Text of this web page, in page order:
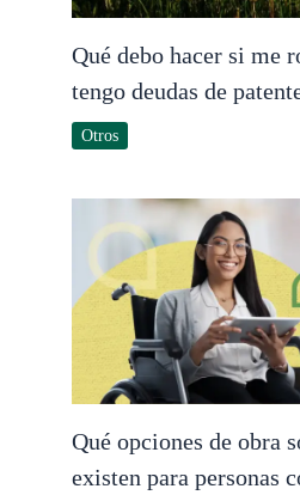
Qué debo hacer si me
tengo deudas de
Otros
Qué opciones de obra
existen para personas